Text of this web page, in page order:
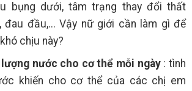
bụng dưới, tâm trạng thay đổi thất
đau đầu,... Vậy nữ giới cần làm gì để
chịu này?
nước cho cơ thể mỗi ngày: tình
khiến cho cơ thể của các chị em